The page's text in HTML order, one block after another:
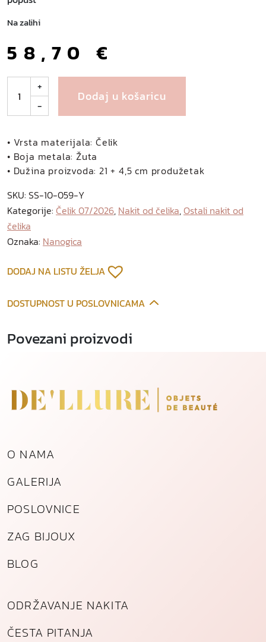
Na zalihi
58,70€
c
e
n
a
o
g
i
c
o
p
l
o
e
i
a
o
i
n
a
+
-
Dodaj u košaricu
• Vrsta materijala: Čelik
• Boja metala: Žuta
• Dužina proizvoda: 21 + 4,5 cm produžetak
SKU: SS-10-059-Y
Kategorije: Čelik 07/2026, Nakit od čelika,Ostali nakit od
čelika
Oznaka: Nanogica
DODAJ NA LISTU ŽELJA
DOSTUPNOST U POSLOVNICAMA
Povezani proizvodi
O NAMA
GALERIJA
POSLOVNICE
ZAG BIJOUX
BLOG
ODRŽAVANJE NAKITA
ČESTA PITANJA